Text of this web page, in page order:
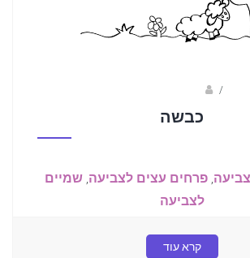
/
כבשה
, פרחים עצים לצביעה, שמיים
לצביעה
קרא עוד